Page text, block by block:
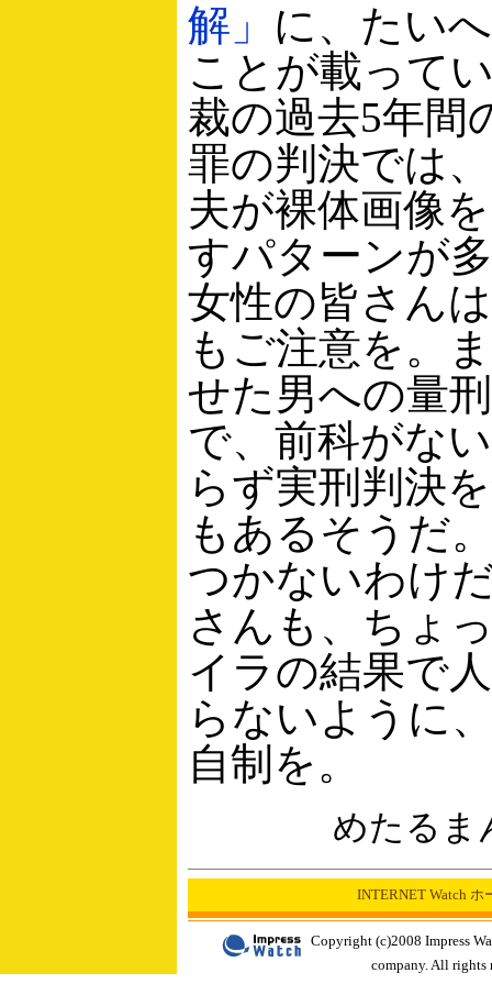
解」 に、たい
ことが載って
裁の過去5年間
罪の判決では
夫が裸体画像
すパターンが
女性の皆さん
もご注意を。
せた男への量
で、前科がな
らず実刑判決
もあるそうだ
つかないわけ
さんも、ちょ
イラの結果で
らないように
自制を。
めたるま
INTERNET Watch ホ
Copyright (c)2008 Impress
company. All rights